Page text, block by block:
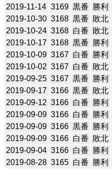
2019-11-14 3169 黒番 勝利
2019-10-30 3168 黒番 敗北
2019-10-24 3168 白番 敗北
2019-10-17 3168 黒番 勝利
2019-10-09 3167 白番 勝利
2019-10-02 3167 白番 敗北
2019-09-25 3167 黒番 勝利
2019-09-17 3166 黒番 敗北
2019-09-12 3166 白番 勝利
2019-09-09 3166 白番 勝利
2019-09-09 3166 黒番 勝利
2019-09-09 3166 白番 敗北
2019-09-04 3166 白番 勝利
2019-08-28 3165 白番 勝利